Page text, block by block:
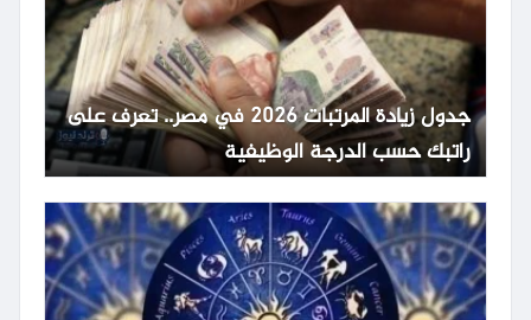
جدول زيادة المرتبات 2026 في مصر.. تعرف على
راتبك حسب الدرجة الوظيفية